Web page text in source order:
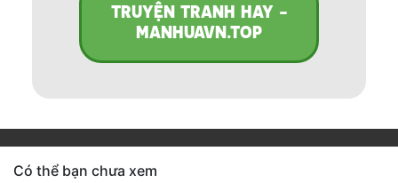
TRUYỆN TRANH HAY -
MANHUAVN.TOP
Có thể bạn chưa xem